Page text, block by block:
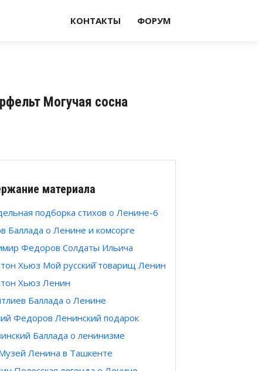
КОНТАКТЫ ФОРУМ
Могучая сосна
материала
подборка стихов о Ленине-6
Баллада о Ленине и комсорге
Федоров Солдаты Ильича
Хьюз Мой русский̆ товарищ Ленин
Хьюз Ленин
Баллада о Ленине
Федоров Ленинский подарок
Баллада о ленинизме
Ленина в Ташкенте